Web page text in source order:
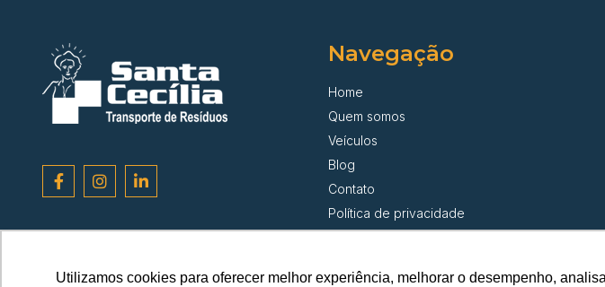
Utilizamos cookies para oferecer melhor experiência, melhorar o desempenho,
Navegação
Home
Quem somos
Veículos
Blog
Contato
Política de privacidade
© Santa Cecília Transporte de